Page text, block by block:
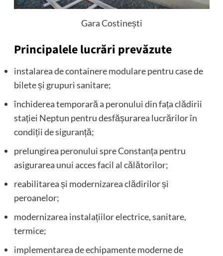
Gara Costinești
Principalele lucrări prevăzute
instalarea de containere modulare pentru case de
bilete și grupuri sanitare;
închiderea temporară a peronului din fața clădirii
stației Neptun pentru desfășurarea lucrărilor în
condiții de siguranță;
prelungirea peronului spre Constanța pentru
asigurarea unui acces facil al călătorilor;
reabilitarea și modernizarea clădirilor și
peroanelor;
modernizarea instalațiilor electrice, sanitare,
termice;
implementarea de echipamente moderne de